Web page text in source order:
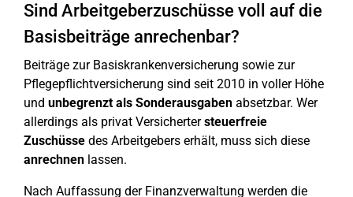
Sind Arbeitgeberzuschüsse voll auf die
Basisbeiträge anrechenbar?
Beiträge zur Basiskrankenversicherung sowie zur
Pflegepflichtversicherung sind seit 2010 in voller Höhe
und unbegrenzt als Sonderausgaben absetzbar. Wer
allerdings als privat Versichertersteuerfreie
Zuschüsse des Arbeitgebers erhält, muss sich diese
anrechnen lassen.
Nach Auffassung der Finanzverwaltung werden die